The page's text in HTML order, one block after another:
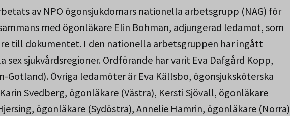
av NPO ögonsjukdomars nationella arbetsgrupp (NAG) för
med ögonläkare Elin Bohman, adjungerad ledamot, som
till dokumentet. I den nationella arbetsgruppen har ingått
sex sjukvårdsregioner. Ordförande har varit Eva Dafgård Kopp,
Gotland). Övriga ledamöter är Eva Källsbo, ögonsjuksköterska
Svedberg, ögonläkare (Västra), Kersti Sjövall, ögonläkare
ögonläkare (Sydöstra), Annelie Hamrin, ögonläkare (Norra)